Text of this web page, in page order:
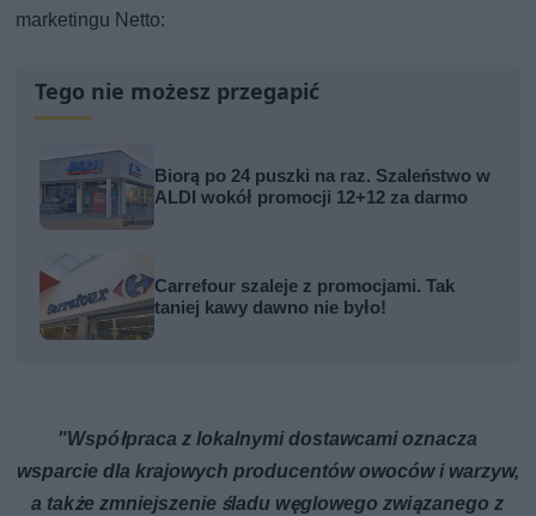
marketingu Netto:
Tego nie możesz przegapić
Biorą po 24 puszki na raz. Szaleństwo w
ALDI wokół promocji 12+12 za darmo
Carrefour szaleje z promocjami. Tak
taniej kawy dawno nie było!
"Współpraca z lokalnymi dostawcami oznacza
wsparcie dla krajowych producentów owoców i warzyw,
a także zmniejszenie śladu węglowego związanego z